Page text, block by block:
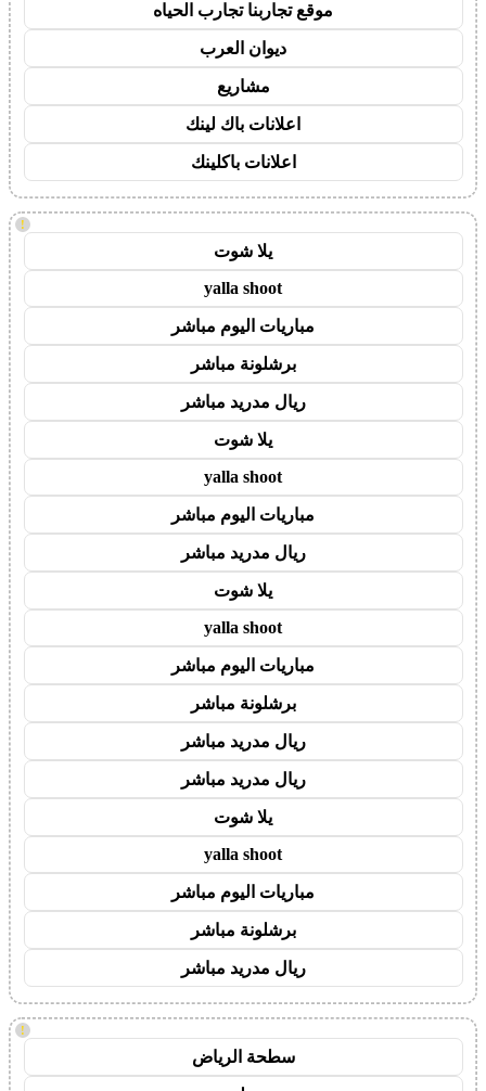
موقع تجاربنا تجارب الحياه
ديوان العرب
مشاريع
اعلانات باك لينك
اعلانات باكلينك
!
يلا شوت
yalla shoot
مباريات اليوم مباشر
برشلونة مباشر
ريال مدريد مباشر
يلا شوت
yalla shoot
مباريات اليوم مباشر
ريال مدريد مباشر
يلا شوت
yalla shoot
مباريات اليوم مباشر
برشلونة مباشر
ريال مدريد مباشر
ريال مدريد مباشر
يلا شوت
yalla shoot
مباريات اليوم مباشر
برشلونة مباشر
ريال مدريد مباشر
!
سطحة الرياض